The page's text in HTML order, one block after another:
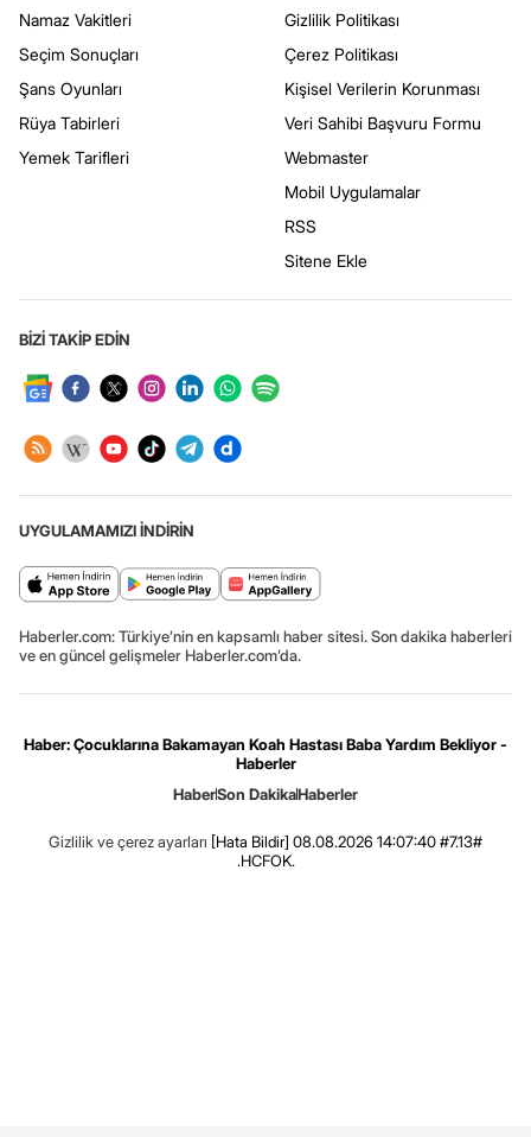
Namaz Vakitleri
Seçim Sonuçları
Şans Oyunları
Rüya Tabirleri
Yemek Tarifleri
Gizlilik Politikası
Çerez Politikası
Kişisel Verilerin Korunması
Veri Sahibi Başvuru Formu
Webmaster
Mobil Uygulamalar
RSS
Sitene Ekle
BİZİ TAKİP EDİN
UYGULAMAMIZI İNDİRİN
Haberler.com: Türkiye’nin en kapsamlı haber sitesi. Son dakika haberleri
ve en güncel gelişmeler Haberler.com’da.
Haber: Çocuklarına Bakamayan Koah Hastası Baba Yardım Bekliyor -
Haberler
HaberSon DakikaHaberler
Gizlilik ve çerez ayarları [Hata Bildir] 08.08.2026 14:07:40 #7.13#
.HCFOK.